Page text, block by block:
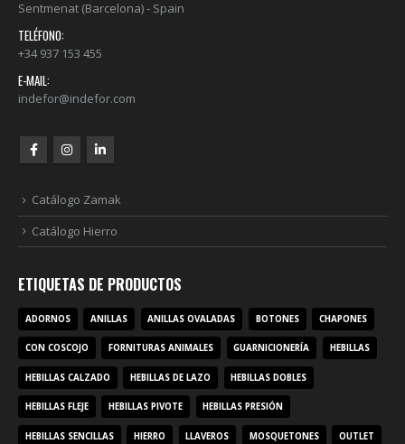
Sentmenat (Barcelona) - Spain
TELÉFONO:
+34 937 153 455
E-MAIL:
indefor@indefor.com
Catálogo Zamak
Catálogo Hierro
ETIQUETAS DE PRODUCTOS
ADORNOS ANILLAS ANILLAS OVALADAS BOTONES CHAPONES
CON COSCOJO FORNITURAS ANIMALES GUARNICIONERÍA HEBILLAS
HEBILLAS CALZADO HEBILLAS DE LAZO HEBILLAS DOBLES
HEBILLAS FLEJE HEBILLAS PIVOTE HEBILLAS PRESIÓN
HEBILLAS SENCILLAS HIERRO LLAVEROS MOSQUETONES OUTLET